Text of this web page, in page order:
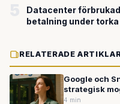
Datacenter
betalning under torka
RELATERADE
Google och
strategisk
4 min